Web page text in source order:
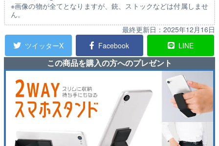
※画像の物が全てとなりますが、銃、ストックなどは付属しませ
ん。
最終更新日： 2025年12月16日
ツイッターX
Facebook LINE
この商品を購入の方へのプレゼント